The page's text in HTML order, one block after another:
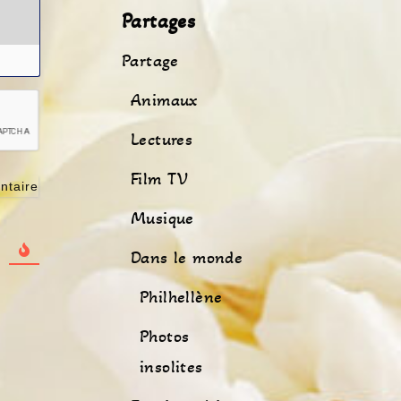
Partages
Partage
Animaux
Lectures
Film TV
Musique
Dans le monde
Philhellène
Photos
insolites